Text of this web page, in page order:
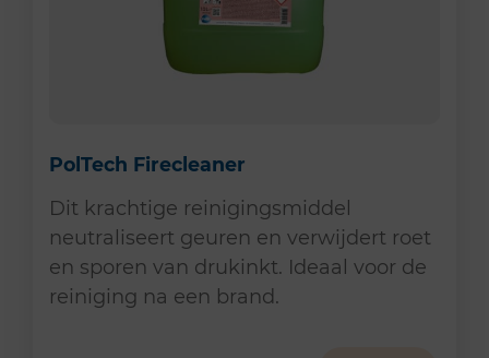
PolTech Firecleaner
Dit krachtige reinigingsmiddel
neutraliseert geuren en verwijdert roet
en sporen van drukinkt. Ideaal voor de
reiniging na een brand.